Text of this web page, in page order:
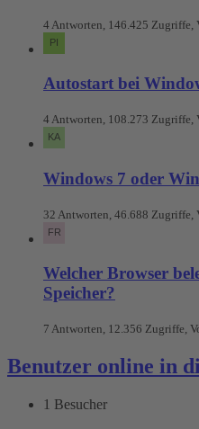
4 Antworten, 146.425 Zugriffe,
Autostart bei
4 Antworten, 108.273 Zugriffe,
Windows 7 oder
32 Antworten, 46.688 Zugriffe,
Welcher Browser
Speicher?
7 Antworten, 12.356 Zugriffe,
Benutzer online in
1 Besucher